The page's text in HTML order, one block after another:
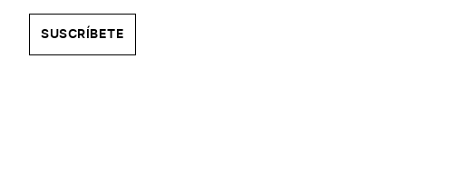
SUSCRÍBETE